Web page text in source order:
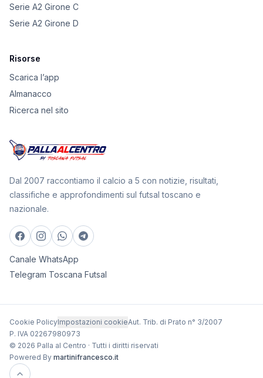
Serie A2 Girone C
Serie A2 Girone D
Risorse
Scarica l’app
Almanacco
Ricerca nel sito
Dal 2007 raccontiamo il calcio a 5 con notizie, risultati,
classifiche e approfondimenti sul futsal toscano e
nazionale.
Canale WhatsApp
Telegram Toscana Futsal
Cookie PolicyImpostazioni cookieAut. Trib. di Prato n° 3/2007
P. IVA 02267980973
© 2026 Palla al Centro · Tutti i diritti riservati
Powered By martinifrancesco.it